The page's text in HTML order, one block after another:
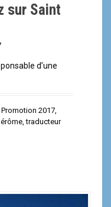
sur Saint
d’une
Promotion 2017
,traducteur